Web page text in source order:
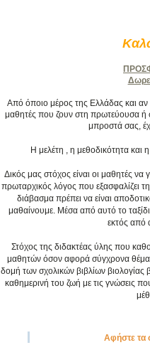
Από όποιο μέρος της Ελλάδας και αν
μαθητές που ζουν στη πρωτεύουσα ή
μπροστά σας,
Η μελέτη , η μεθοδικότητα
Δικός μας στόχος είναι οι μαθητές
πρωταρχικός λόγος που εξασφαλίζει
διάβασμα πρέπει να είναι
μαθαίνουμε. Μέσα από αυτό το
εκτός από
Στόχος της διδακτέας ύλης που
μαθητών όσον αφορά σύγχρονα
δομή των σχολικών βιβλίων
καθημερινή του ζωή με τις γνώσεις
Αφήστε τα